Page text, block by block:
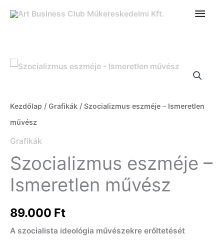
Kezdőlap / Grafikák / Szocializmus eszméje – Ismeretlen
művész
Grafikák
Szocializmus eszméje –
Ismeretlen művész
89.000 Ft
A szocialista ideológia művészekre erőltetését
Szocializmus
mennyiség